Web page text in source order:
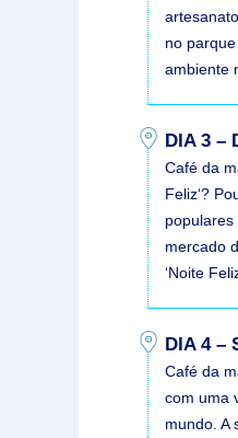
no
ambiente
DIA 3 –
Café da
Feliz‘?
mercado
‘Noite
DIA 4 –
Café da
com uma
mundo. A